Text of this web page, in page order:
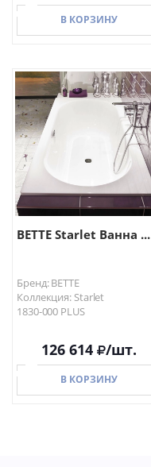
В КОРЗИНУ
В КОРЗИНУ
BETTE Starlet Ванна ...
Бренд: BETTE
Коллекция: Starlet
1830-000 PLUS
126 614 /шт.
В КОРЗИНУ